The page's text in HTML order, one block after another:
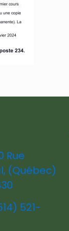
Rue
(Québec)
521-